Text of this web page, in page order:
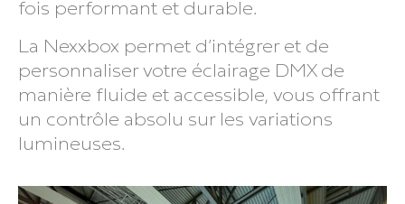
fois performant et durable.
La Nexxbox permet d’intégrer et de
personnaliser votre éclairage DMX de
manière fluide et accessible, vous offrant
un contrôle absolu sur les variations
lumineuses.